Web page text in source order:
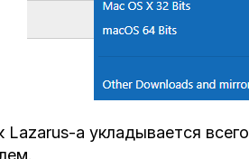
а укладывается